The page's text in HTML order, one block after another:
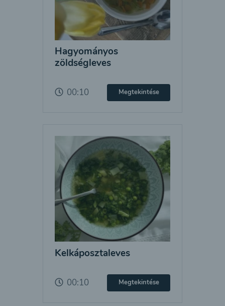
Hagyományos
zöldségleves
00:10 Megtekintése
Kelkáposztaleves
00:10 Megtekintése